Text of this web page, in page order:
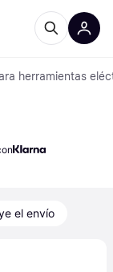
herramientas
el envío